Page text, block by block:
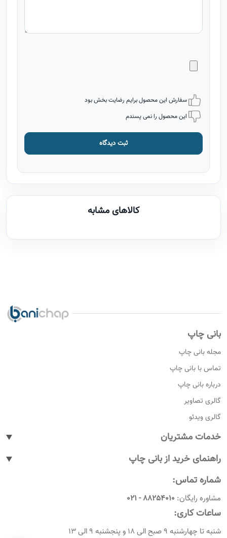
سفارش این محصول برایم رضایت بخش بود
این محصول را نمی پسندم
ثبت دیدگاه
کالاهای مشابه
بانی چاپ
مجله بانی چاپ
تماس با بانی چاپ
درباره بانی چاپ
گالری تصاویر
گالری ویدئو
خدمات مشتریان
پیگیری سفارشات
رویه های بازگرداندن کالا
شرایط و قوانین
راهنمای خرید از بانی چاپ
نحوه ثبت سفارش
نحوه ثبت نام
نحوه ارسال سفارشات
راهنمای پرداخت
شماره تماس:
مشاوره رایگان: 88254010 - 021
ساعات کاری:
شنبه تا چهارشنبه 9 صبح الی 18 و پنجشنبه 9 الی 13